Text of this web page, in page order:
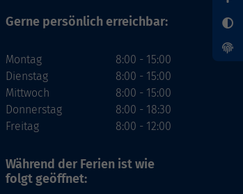
Gerne persönlich erreichbar:
Montag
Dienstag
Mittwoch
Donnerstag
Freitag
8:00 - 15:00
8:00 - 15:00
8:00 - 15:00
8:00 - 18:30
8:00 - 12:00
Während der Ferien ist wie
folgt geöffnet: